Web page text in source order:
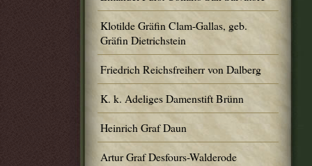
Klotilde Gräfin Clam-Gallas, geb.
Gräfin Dietrichstein
Friedrich Reichsfreiherr von Dalberg
K. k. Adeliges Damenstift Brünn
Heinrich Graf Daun
Artur Graf Desfours-Walderode